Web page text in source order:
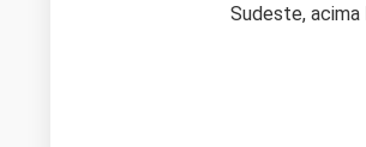
Sudeste, acima